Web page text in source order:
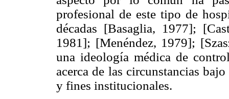
profesional de este tipo de
décadas [Basaglia, 1977];
1981]; [Menéndez, 1979];
una ideología médica de
acerca de las circunstancias
y fines institucionales.